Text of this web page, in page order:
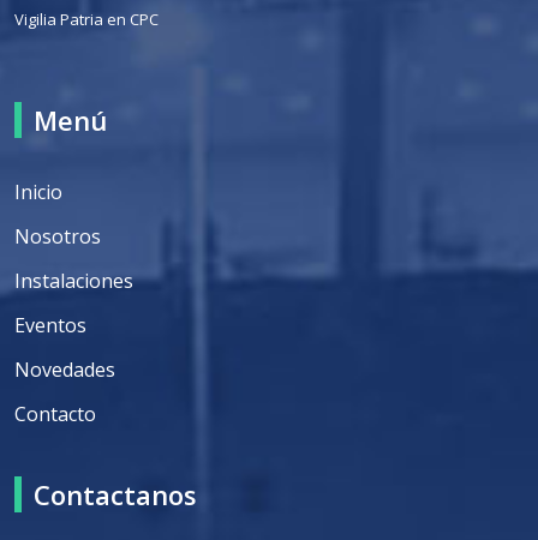
Vigilia Patria en CPC
Menú
Inicio
Nosotros
Instalaciones
Eventos
Novedades
Contacto
Contactanos